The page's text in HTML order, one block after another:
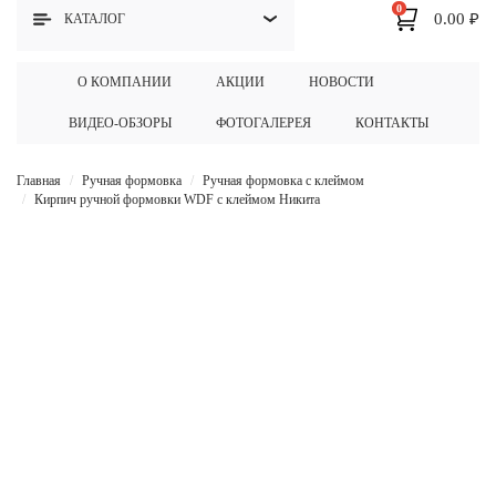
КАТАЛОГ
О КОМПАНИИ АКЦИИ НОВОСТИ
ВИДЕО-ОБЗОРЫ ФОТОГАЛЕРЕЯ КОНТАКТЫ
0
0.00 ₽
Главная Ручная формовка
Ручная формовка с клеймом
Кирпич ручной формовки WDF с клеймом Никита